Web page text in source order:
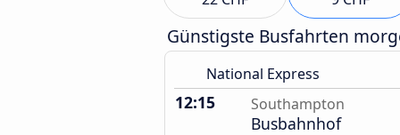
Günstigste Busfahrten
National Express
12:15 Southampton
Busbahnhof